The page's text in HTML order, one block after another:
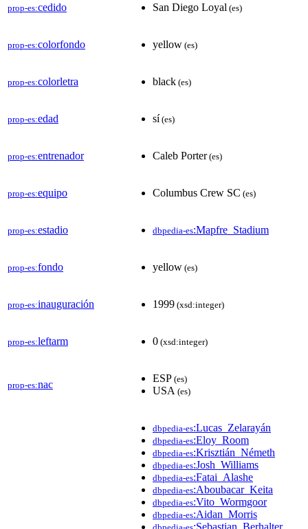
prop-es:cedido San Diego Loyal (es)
prop-es:colorfondo yellow (es)
prop-es:colorletra black (es)
prop-es:edad sí (es)
prop-es:entrenador Caleb Porter(es)
prop-es:equipo Columbus Crew SC (es)
prop-es:estadio dbpedia-es:Mapfre_Stadium
prop-es:fondo yellow (es)
prop-es:inauguración 1999 (xsd:integer)
prop-es:leftarm 0 (xsd:integer)
prop-es:nac
ESP (es)
USA (es)
dbpedia-es:Lucas_Zelarayán
dbpedia-es:Eloy_Room
dbpedia-es:Krisztián_Németh
dbpedia-es:Josh_Williams
dbpedia-es:Fatai_Alashe
dbpedia-es:Aboubacar_Keita
dbpedia-es:Vito_Wormgoor
dbpedia-es:Aidan_Morris
:Sebastian_Berhalter